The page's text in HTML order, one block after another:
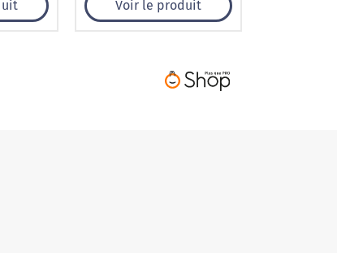
Voir le produit